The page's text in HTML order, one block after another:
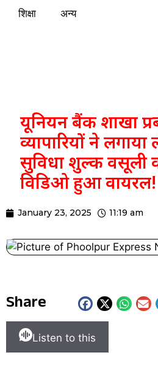
शिक्षा अन्य
यूनियन बैंक शाखा
व्यापारियों ने
सुविधा शुल्क वसूली
विडिओ हुआ वायरल!
January 23, 2025 11:19 am
Share
Listen to this